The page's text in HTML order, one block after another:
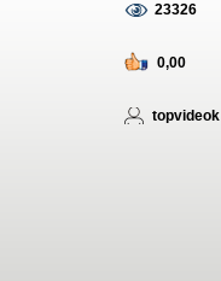
23326
0,00
topvideok